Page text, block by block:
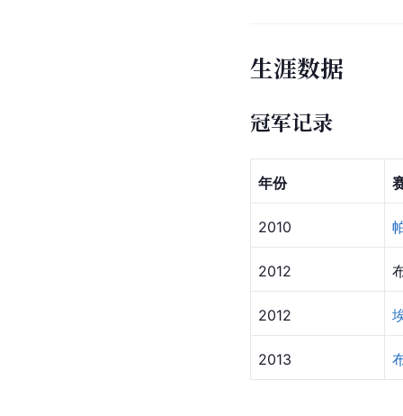
生涯数据
冠军记录
年份
2010
2012
2012
2013